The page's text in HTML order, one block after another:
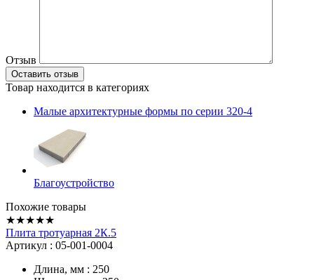
Отзыв
Товар находится в категориях
Малые архитектурные формы по серии 320-4
Благоустройство
Похожие товары
★★★★★
Плита тротуарная 2К.5
Артикул : 05-001-0004
Длина, мм : 250